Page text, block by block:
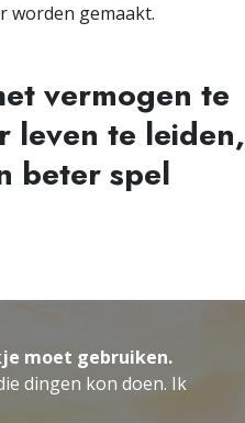
worden gemaakt.
vermogen te
leven te leiden,
beter spel
moet gebruiken.
dingen kon doen. Ik